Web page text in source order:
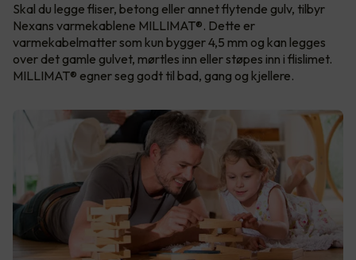
Skal du legge fliser, betong eller annet flytende gulv, tilbyr
Nexans varmekablene MILLIMAT®. Dette er
varmekabelmatter som kun bygger 4,5 mm og kan legges
over det gamle gulvet, mørtles inn eller støpes inn i flislimet.
MILLIMAT® egner seg godt til bad, gang og kjellere.